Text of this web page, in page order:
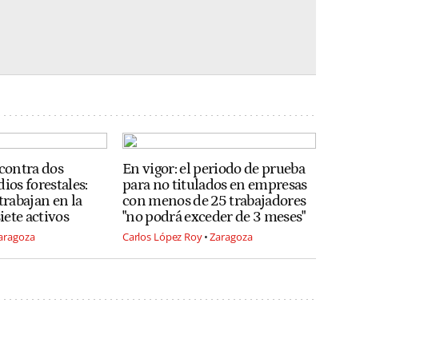
dos
forestales:
en la
activos
En vigor: el periodo de prueba
para no titulados en empresas
con menos de 25 trabajadores
"no podrá exceder de 3 meses"
Carlos López Roy Zaragoza